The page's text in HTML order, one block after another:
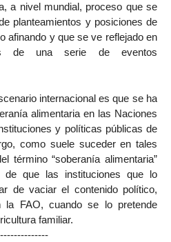
a nivel mundial, proceso que se
planteamientos y posiciones de
afinando y que se ve reflejado en
de una serie de eventos
internacional es que se ha
alimentaria en las Naciones
y políticas públicas de
como suele suceder en tales
término “soberanía alimentaria”
que las instituciones que lo
de vaciar el contenido político,
la FAO, cuando se lo pretende
familiar.